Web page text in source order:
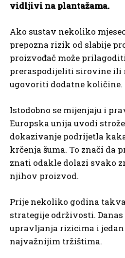
vidljivi na plantažama.
Ako sustav nekoliko
prepozna rizik od slabije
proizvođač može
preraspodijeliti sirovine ili
ugovoriti dodatne količine.
Istodobno se mijenjaju i
Europska unija uvodi
dokazivanje podrijetla
krčenja šuma. To znači da
znati odakle dolazi svako
njihov proizvod.
Prije nekoliko godina
strategije održivosti.
upravljanja rizicima i
najvažnijim tržištima.